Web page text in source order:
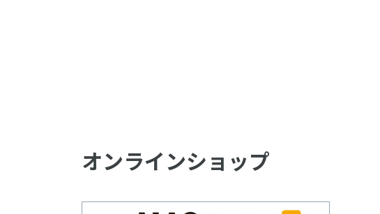
オンラインショップ